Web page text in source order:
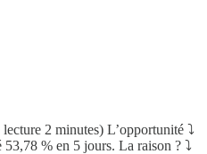
2 minutes) L’opportunité ⤵️
% en 5 jours. La raison ? ⤵️